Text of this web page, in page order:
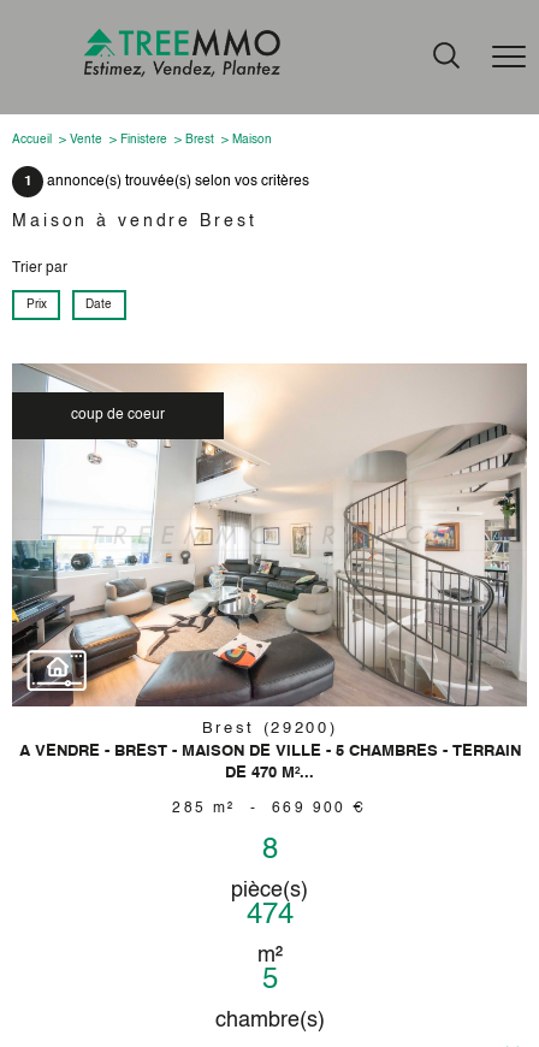
Accueil Vente Finistere Brest Maison
1 annonce(s) trouvée(s) selon vos critères
Maison à vendre Brest
Trier par
Prix Date
coup de coeur
voir le
bien
Brest (29200)
A VENDRE - BREST - MAISON DE VILLE - 5 CHAMBRES - TERRAIN
DE 470 M²...
285 m² - 669 900 €
8
pièce(s)
474
m²
5
chambre(s)